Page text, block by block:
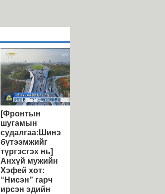
[Фронтын
шугамын
судалгаа:Шинэ
бүтээмжийг
түргэсгэх нь]
Анхүй мужийн
Хэфей хот:
“Нисэн” гарч
ирсэн эдийн